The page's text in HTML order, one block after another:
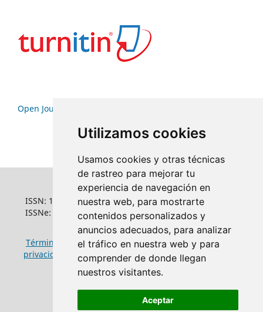
Utilizamos cookies
Usamos cookies y otras técnicas
de rastreo para mejorar tu
experiencia de navegación en
nuestra web, para mostrarte
contenidos personalizados y
anuncios adecuados, para analizar
el tráfico en nuestra web y para
comprender de donde llegan
nuestros visitantes.
Aceptar
Open Journal Systems
ISSN: 1022-6508
ISSNe: 1681-5653
Términos y condiciones de uso|Política de
privacidad
Política de cookies